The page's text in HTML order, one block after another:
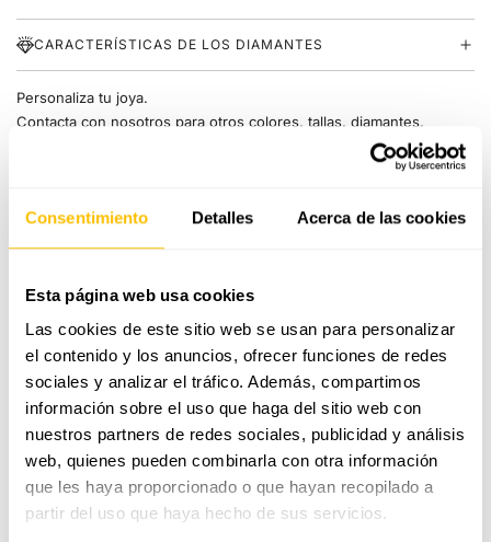
Consentimiento Detalles Acerca de las cookies
Esta página web usa cookies
Las cookies de este sitio web se usan para personalizar
el contenido y los anuncios, ofrecer funciones de redes
sociales y analizar el tráfico. Además, compartimos
información sobre el uso que haga del sitio web con
nuestros partners de redes sociales, publicidad y análisis
web, quienes pueden combinarla con otra información
que les haya proporcionado o que hayan recopilado a
partir del uso que haya hecho de sus servicios.
CARACTERÍSTICAS DE LOS DIAMANTES
Personaliza tu joya.
Contacta con nosotros para otros colores, tallas, diamantes,
Envío gratis
Hecho en nuestro propio taller
GUÍA DE TALLAS
ENVÍO Y DEVOLUCIONES
CALIDAD Y GARANTÍA